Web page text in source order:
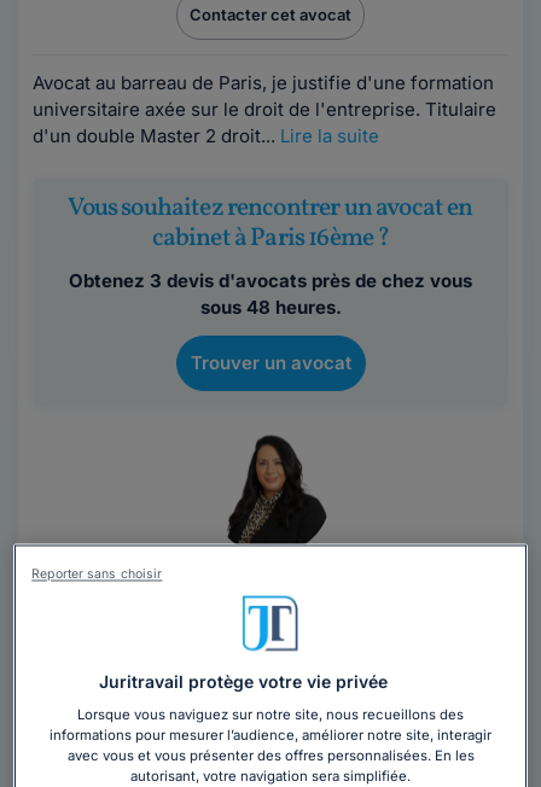
Contacter cet avocat
Avocat au barreau de Paris, je justifie d'une formation
universitaire axée sur le droit de l'entreprise. Titulaire
d'un double Master 2 droit... Lire la suite
Vous souhaitez rencontrer un avocat en
cabinet à Paris 16ème ?
Obtenez 3 devis d'avocats près de chez vous
sous 48 heures.
Trouver un avocat
Cabinet BENTAHAR
Paris 16ème, 75016
Contacter ce cabinet
Juritravail protège votre vie privée
Lorsque vous naviguez sur notre site, nous recueillons des
informations pour mesurer l’audience, améliorer notre site, interagir
avec vous et vous présenter des offres personnalisées. En les
autorisant, votre navigation sera simplifiée.
Reporter sans choisir